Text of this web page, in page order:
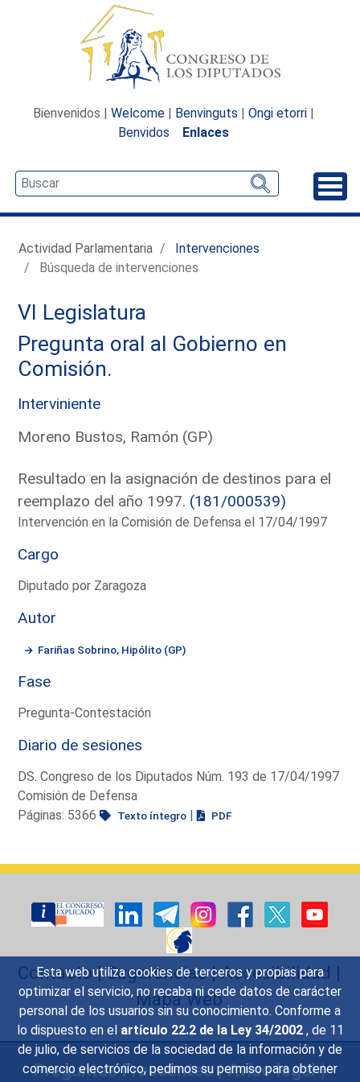
Esta web utiliza cookies de terceros y propias para
optimizar el servicio, no recaba ni cede datos de carácter
personal de los usuarios sin su conocimiento. Conforme a
lo dispuesto en el artículo 22.2 de la Ley 34/2002 , de 11
de julio, de servicios de la sociedad de la información y de
comercio electrónico, pedimos su permiso para obtener
Bienvenidos | Welcome | Benvinguts | Ongi etorri |
Benvidos
Enlaces
Actividad Parlamentaria
Intervenciones
Búsqueda de intervenciones
VI Legislatura
Pregunta oral al Gobierno en
Comisión.
Interviniente
Moreno Bustos, Ramón (GP)
Resultado en la asignación de destinos para el
reemplazo del año 1997. (181/000539)
Intervención en la Comisión de Defensa el 17/04/1997
Cargo
Diputado por Zaragoza
Autor
Fariñas Sobrino, Hipólito (GP)
Fase
Pregunta-Contestación
Diario de sesiones
DS. Congreso de los Diputados Núm. 193 de 17/04/1997
Comisión de Defensa
Páginas: 5366
Texto íntegro | PDF
Contacto|Sugerencias|Accesibilidad |
Mapa Web
Preguntas Frecuentes|Aviso legal|